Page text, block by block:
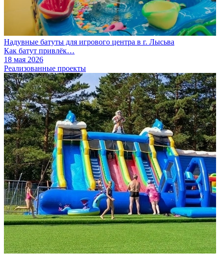
Надувные батуты для игрового центра в г. Лысьва
Как батут привлёк…
18 мая 2026
Реализованные проекты